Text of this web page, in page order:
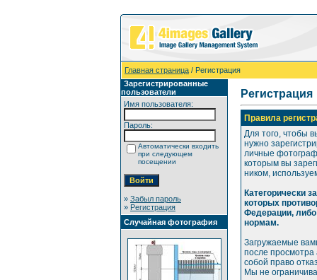
Главная страница / Регистрация
Зарегистрированные
пользователи
Имя пользователя:
Пароль:
Автоматически входить
при следующем
посещении
» Забыл пароль
» Регистрация
Случайная фотография
Регистрация
Правила
Для того, чтобы
нужно
личные
которым вы
ником,
Категорически
которых
Федерации,
нормам.
Загружаемые
после просмотра
собой право
Мы не